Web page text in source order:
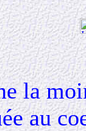
la
au